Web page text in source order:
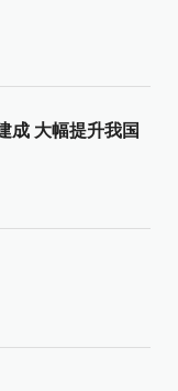
成 大幅提升我国